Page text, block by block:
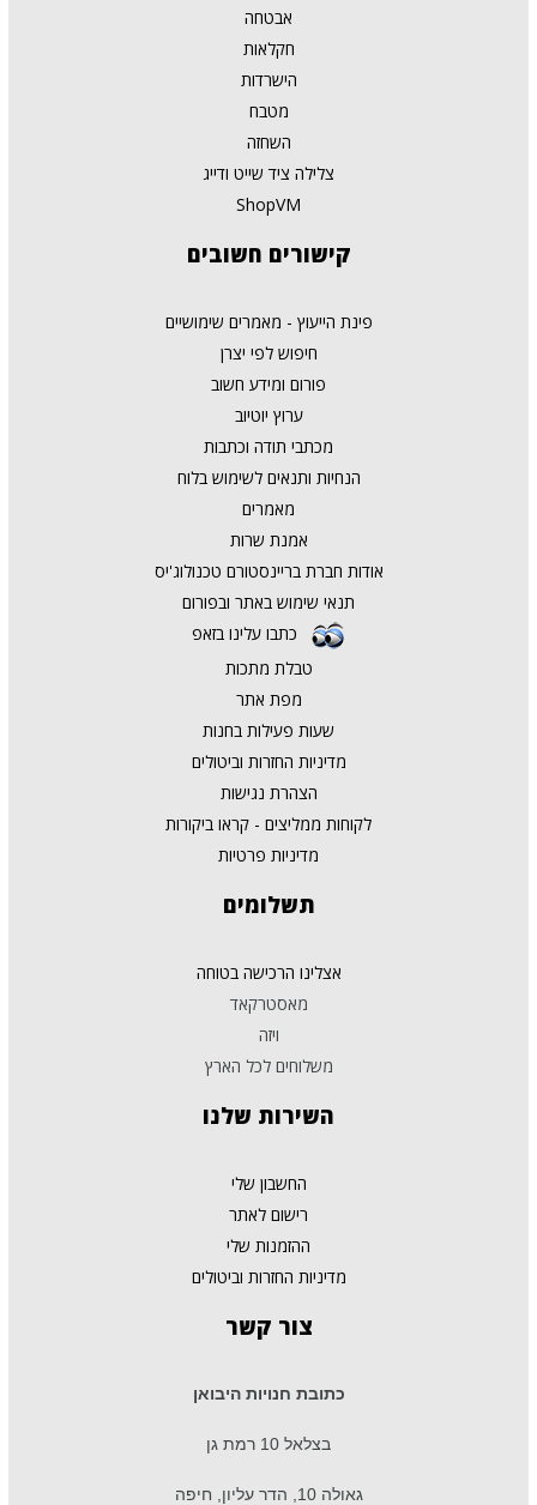
אבטחה
חקלאות
הישרדות
מטבח
השחזה
צלילה ציד שייט ודייג
ShopVM
קישורים חשובים
פינת הייעוץ - מאמרים שימושיים
חיפוש לפי יצרן
פורום ומידע חשוב
ערוץ יוטיוב
מכתבי תודה וכתבות
הנחיות ותנאים לשימוש בלוח
מאמרים
אמנת שרות
אודות חברת בריינסטורם טכנולוג'יס
תנאי שימוש באתר ובפורום
כתבו עלינו בזאפ
טבלת מתכות
מפת אתר
שעות פעילות בחנות
מדיניות החזרות וביטולים
הצהרת נגישות
לקוחות ממליצים - קראו ביקורות
מדיניות פרטיות
תשלומים
אצלינו הרכישה בטוחה
מאסטרקאד
ויזה
משלוחים לכל הארץ
השירות שלנו
החשבון שלי
רישום לאתר
ההזמנות שלי
מדיניות החזרות וביטולים
צור קשר
כתובת חנויות היבואן
בצלאל 10 רמת גן
גאולה 10, הדר עליון, חיפה